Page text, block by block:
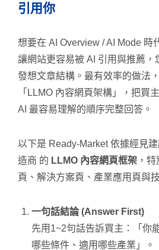
引用你
想要在 AI Overview / AI Mode 時
讓網站更容易被 AI 引用與推薦，
發想文章結構。最有效率的做法
「LLMO 內容網頁架構」，把買
AI 最容易理解的順序完整回答。
以下是 Ready-Market 依據經見
造商 的 LLMO 內容網頁框架 ，
頁、解決方案頁、產業應用頁與
一句話結論 (Answer First)
先用1~2句話告訴買主：「你
哪些條件、適用哪些產業」。